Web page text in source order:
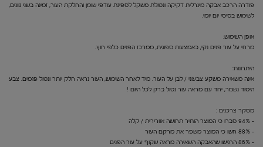
פודרה הרכב אבקה מינרלית דקיקה ונטולת משקל לספיגת עודפי שומן והחלקת העור, זמינה בשני גוונים,
לשימוש בסיסי יום יומי.
אופן השימוש:
מרחי על עור פנים נקי, באמצעות ספוגית, ממרכז הפנים כלפי חוץ.
היתרונות:
אינה משאירה משקע צבעוני / לבן על העור. מיד לאחר השימוש, העור נראה חלק יותר ונטול פגמים. צבע
היסוד נשמר, יחד עם מראה עור נטול ברק לכל היום !
מסקר צרכנים :
- 94% סברו כי המוצר הותיר תחושה אוורירית / קלה
- 88% חשו כי המוצר משפר את מרקם העור
- 86% הרגישו שהאבקה השאירה מראה שקוף על עור הפנים